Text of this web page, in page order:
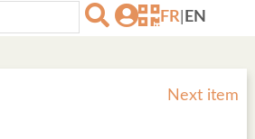
FR EN
Next item